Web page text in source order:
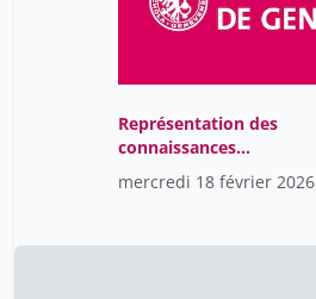
Représentation des
connaissances
(Knowledge organization
systems) / séminaire
mercredi 18 février 2026